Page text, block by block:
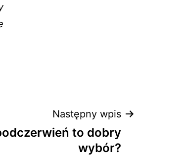
Następny wpis
to dobry
wybór?